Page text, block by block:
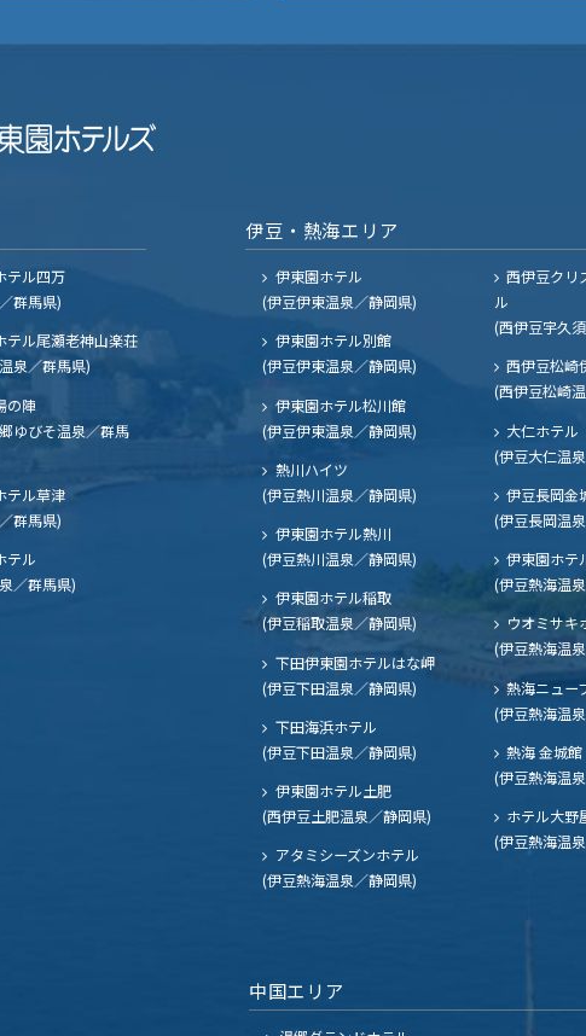
テル四万
群馬県)
テル尾瀬老神山楽荘
泉／群馬県)
の陣
ゆびそ温泉／群馬
テル草津
群馬県)
テル
／群馬県)
伊豆・熱海エリア
伊東園ホテル
(伊豆伊東温泉／静岡県)
伊東園ホテル別館
(伊豆伊東温泉／静岡県)
伊東園ホテル松川館
(伊豆伊東温泉／静岡県)
熱川ハイツ
(伊豆熱川温泉／静岡県)
伊東園ホテル熱川
(伊豆熱川温泉／静岡県)
伊東園ホテル稲取
(伊豆稲取温泉／静岡県)
下田伊東園ホテルはな岬
(伊豆下田温泉／静岡県)
下田海浜ホテル
(伊豆下田温泉／静岡県)
伊東園ホテル土肥
(西伊豆土肥温泉／静岡県)
西伊豆クリ
ル
(西伊豆宇久
西伊豆松崎
(西伊豆松崎
大仁ホテル
(伊豆大仁温
伊豆長岡金
(伊豆長岡温
伊東園ホテ
(伊豆熱海温
ウオミサキ
(伊豆熱海温
熱海ニュー
(伊豆熱海温
熱海 金城館
(伊豆熱海温
ホテル大野
(伊豆熱海温
アタミシーズンホテル
(伊豆熱海温泉／静岡県)
中国エリア